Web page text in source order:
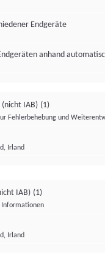
Endgeräte
anhand
(nicht IAB) (1)
Fehlerbehebung und
Irland
IAB) (1)
Informationen
Irland